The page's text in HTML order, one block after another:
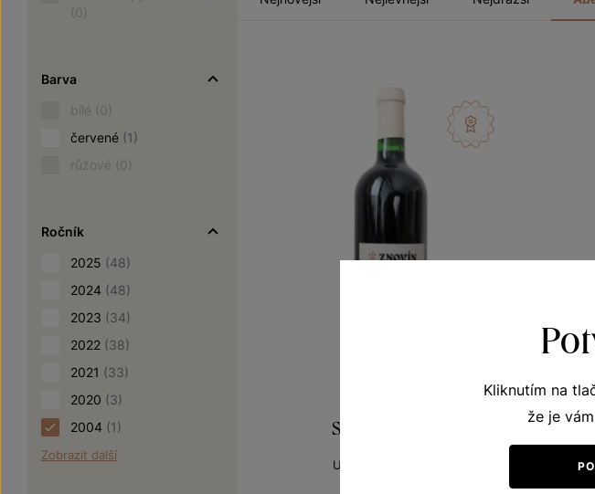
(0)
Barva
bílé (0)
červené (1)
růžové (0)
Ročník
2025 (48)
2024 (48)
2023 (34)
2022 (38)
2021 (33)
2020 (3)
2004 (1)
Zobrazit další
Svatovavřinecké
Unikátní archivní vína
Kliknutím na
že je